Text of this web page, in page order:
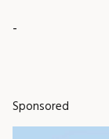
-
Sponsored